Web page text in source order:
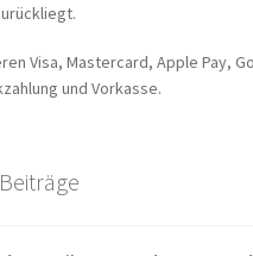
Visa, Mastercard, Apple Pay,
und Vorkasse.